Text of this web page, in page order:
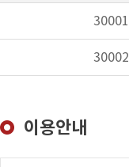
30001
30002
이용안내